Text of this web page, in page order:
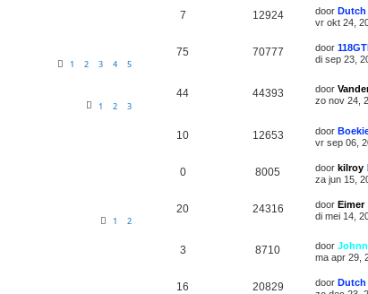
7 12924 door Dutch
vr okt 24,
1 2 3 4 5
75 70777 door
di sep 23,
1 2 3
44 44393 door
zo nov 24,
10 12653 door
vr sep 06,
0 8005 door kilroy
za jun 15,
1 2
20 24316 door Eimer
di mei 14,
3 8710 door
ma apr 29,
16 20829 door Dutch